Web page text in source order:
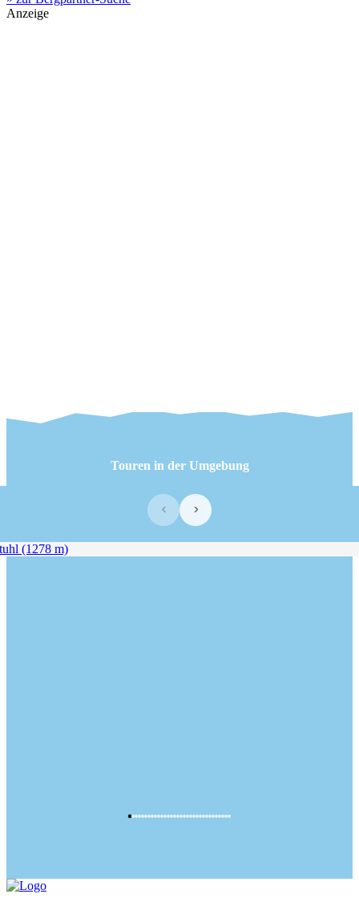
Anzeige
Touren in der Umgebung
‹ ›